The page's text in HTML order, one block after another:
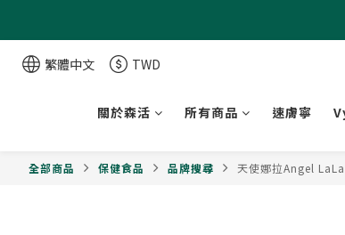
繁體中文 TWD
關於森活 所有商品 速膚寧
全部商品 保健食品 品牌搜尋 天使娜拉Angel LaLa